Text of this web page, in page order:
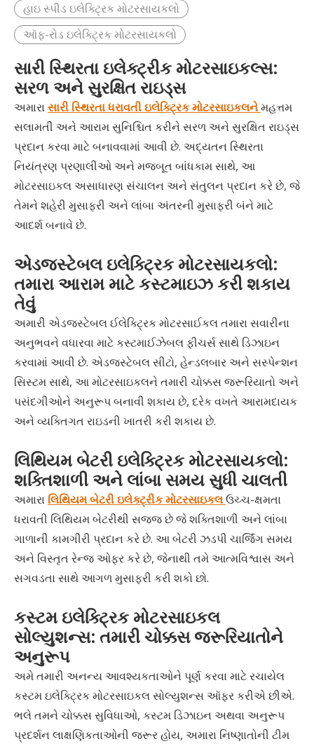
હાઇ સ્પીડ ઇલેક્ટ્રિક મોટરસાયકલો
ઑફ-રોડ ઇલેક્ટ્રિક મોટરસાયકલો
સારી સ્થિરતા ઇલેક્ટ્રીક મોટરસાઇકલ્સ:
સરળ અને સુરક્ષિત રાઇડ્સ
અમારા સારી સ્થિરતા ધરાવતી ઇલેક્ટ્રિક મોટરસાઇકલનેમહત્તમ
સલામતી અને આરામ સુનિશ્ચિત કરીને સરળ અને સુરક્ષિત રાઇડ્સ
પ્રદાન કરવા માટે બનાવવામાં આવી છે. અદ્યતન સ્થિરતા
નિયંત્રણ પ્રણાલીઓ અને મજબૂત બાંધકામ સાથે, આ
મોટરસાઇકલ અસાધારણ સંચાલન અને સંતુલન પ્રદાન કરે છે, જે
તેમને શહેરી મુસાફરી અને લાંબા અંતરની મુસાફરી બંને માટે
આદર્શ બનાવે છે.
એડજસ્ટેબલ ઇલેક્ટ્રિક મોટરસાયકલો:
તમારા આરામ માટે કસ્ટમાઇઝ કરી શકાય
તેવું
અમારી એડજસ્ટેબલ ઈલેક્ટ્રિક મોટરસાઈકલ તમારા સવારીના
અનુભવને વધારવા માટે કસ્ટમાઈઝેબલ ફીચર્સ સાથે ડિઝાઇન
કરવામાં આવી છે. એડજસ્ટેબલ સીટો, હેન્ડલબાર અને સસ્પેન્શન
સિસ્ટમ સાથે, આ મોટરસાઇકલને તમારી ચોક્કસ જરૂરિયાતો અને
પસંદગીઓને અનુરૂપ બનાવી શકાય છે, દરેક વખતે આરામદાયક
અને વ્યક્તિગત રાઇડની ખાતરી કરી શકાય છે.
લિથિયમ બેટરી ઇલેક્ટ્રિક મોટરસાયકલો:
શક્તિશાળી અને લાંબા સમય સુધી ચાલતી
અમારા લિથિયમ બેટરી ઇલેક્ટ્રીક મોટરસાઇકલઉચ્ચ-ક્ષમતા
ધરાવતી લિથિયમ બેટરીથી સજ્જ છે જે શક્તિશાળી અને લાંબા
ગાળાની કામગીરી પ્રદાન કરે છે. આ બેટરી ઝડપી ચાર્જિંગ સમય
અને વિસ્તૃત રેન્જ ઓફર કરે છે, જેનાથી તમે આત્મવિશ્વાસ અને
સગવડતા સાથે આગળ મુસાફરી કરી શકો છો.
કસ્ટમ ઇલેક્ટ્રિક મોટરસાઇકલ
સોલ્યુશન્સ: તમારી ચોક્કસ જરૂરિયાતોને
અનુરૂપ
અમે તમારી અનન્ય આવશ્યકતાઓને પૂર્ણ કરવા માટે રચાયેલ
કસ્ટમ ઇલેક્ટ્રિક મોટરસાઇકલ સોલ્યુશન્સ ઑફર કરીએ છીએ.
ભલે તમને ચોક્કસ સુવિધાઓ, કસ્ટમ ડિઝાઇન અથવા અનુરૂપ
પ્રદર્શન લાક્ષણિકતાઓની જરૂર હોય, અમારા નિષ્ણાતોની ટીમ